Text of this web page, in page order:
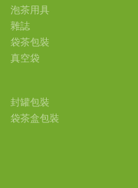
泡茶用具
雜誌
袋茶包裝
真空袋
封罐包裝
袋茶盒包裝